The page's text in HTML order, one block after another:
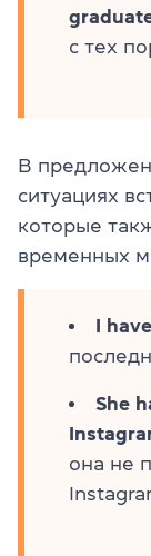
с тех
В
ситуациях
которые
временных
I
She
она не